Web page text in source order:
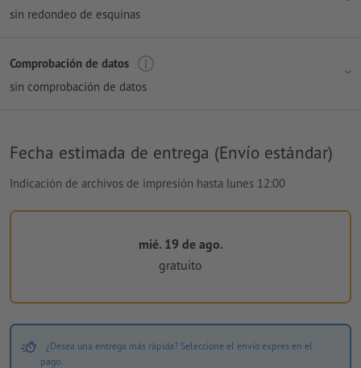
sin redondeo de esquinas
Comprobación de datos
sin comprobación de datos
Fecha estimada de entrega (Envío estándar)
Indicación de archivos de impresión hasta lunes 12:00
mié. 19 de ago.
gratuito
¿Desea una entrega más rápida? Seleccione el envío exprés en el
pago.